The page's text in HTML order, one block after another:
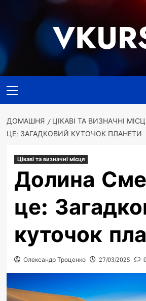
меню
ДОМАШНЯ ЦІКАВІ ТА ВИЗНАЧНІ
ЦЕ: ЗАГАДКОВИЙ КУТОЧОК ПЛАНЕТИ
Цікаві та визначні місця
Долина
це:
куточок
Олександр Троценко 27/03/2025